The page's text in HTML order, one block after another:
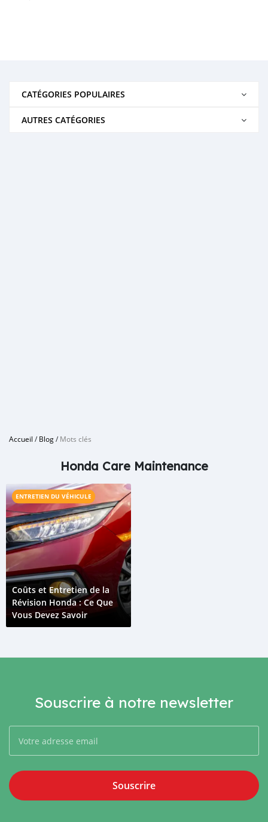
CATÉGORIES POPULAIRES
AUTRES CATÉGORIES
Accueil /Blog/Mots clés
Honda Care Maintenance
ENTRETIEN DU VÉHICULE
Coûts et Entretien de la
Révision Honda : Ce Que
Vous Devez Savoir
Souscrire à notre newsletter
Souscrire